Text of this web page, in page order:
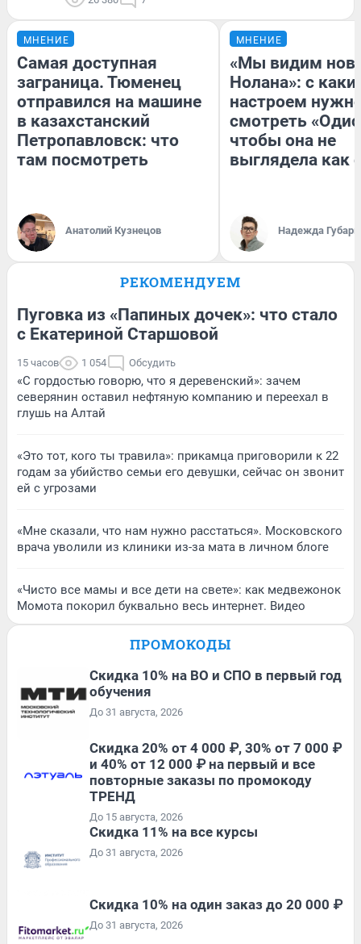
МНЕНИЕ
Самая доступная
заграница. Тюменец
отправился на машине
в казахстанский
Петропавловск: что
там посмотреть
Анатолий Кузнецов
МНЕНИЕ
«Мы видим
Нолана»: с
настроем
смотреть
чтобы она не
выглядела как
Надежда Губарь
РЕКОМЕНДУЕМ
Пуговка из «Папиных дочек»: что стало
с Екатериной Старшовой
15 часов 1 054 Обсудить
«С гордостью говорю, что я деревенский»: зачем
северянин оставил нефтяную компанию и переехал в
глушь на Алтай
«Это тот, кого ты травила»: прикамца приговорили к 22
годам за убийство семьи его девушки, сейчас он звонит
ей с угрозами
«Мне сказали, что нам нужно расстаться». Московского
врача уволили из клиники из-за мата в личном блоге
«Чисто все мамы и все дети на свете»: как медвежонок
Момота покорил буквально весь интернет. Видео
ПРОМОКОДЫ
Скидка 10% на ВО и СПО в первый год
обучения
До 31 августа, 2026
Скидка 20% от 4 000 ₽, 30% от 7 000 ₽
и 40% от 12 000 ₽ на первый и все
повторные заказы по промокоду
ТРЕНД
До 15 августа, 2026
Скидка 11% на все курсы
До 31 августа, 2026
Скидка 10% на один заказ до 20 000 ₽
До 31 августа, 2026